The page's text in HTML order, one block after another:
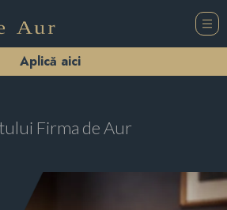
Aplică aici
Firma de Aur